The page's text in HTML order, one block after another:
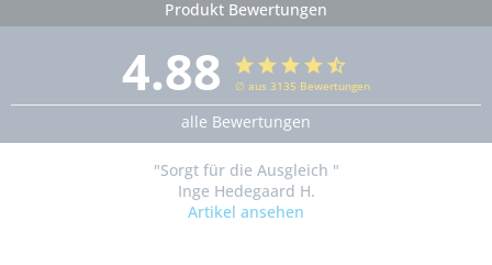
Produkt Bewertungen
4.88 ∅ aus 3135 Bewertungen
alle Bewertungen
"Sorgt für die Ausgleich "
Inge Hedegaard H.
Artikel ansehen